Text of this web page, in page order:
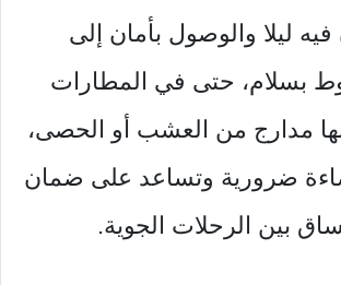
ليلا والوصول بأمان إلى
بسلام، حتى في المطارات
بها مدارج من العشب أو الحصى،
ضرورية وتساعد على ضمان
بين الرحلات الجوية.